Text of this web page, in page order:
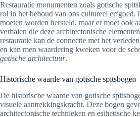
Restauratie monumenten zoals gotische
rol in het behoud van ons cultureel erfgoed.
moeten worden hersteld, maar er moet ook
verhalen die deze architectonische
restauratie kan de connectie met het
en kan men waardering kweken voor de
gotische architectuur.
Historische waarde van gotische spitsbogen
De historische waarde van gotische
visuele aantrekkingskracht. Deze bogen
architectonische technieken en esthetische